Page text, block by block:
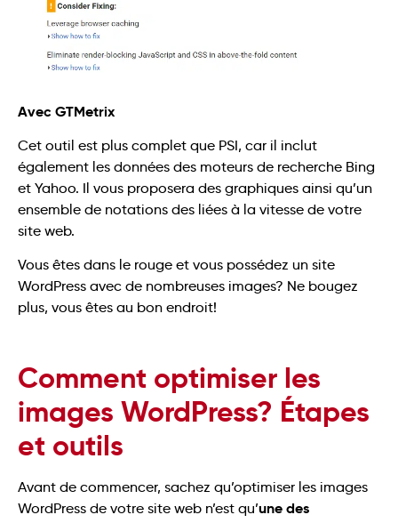
Avec GTMetrix
Cet outil est plus complet que PSI, car il inclut
également les données des moteurs de recherche Bing
et Yahoo. Il vous proposera des graphiques ainsi qu’un
ensemble de notations des liées à la vitesse de votre
site web.
Vous êtes dans le rouge et vous possédez un site
WordPress avec de nombreuses images? Ne bougez
plus, vous êtes au bon endroit!
Comment optimiser les
images WordPress? Étapes
et outils
Avant de commencer, sachez qu’optimiser les images
WordPress de votre site web n’est qu’une des